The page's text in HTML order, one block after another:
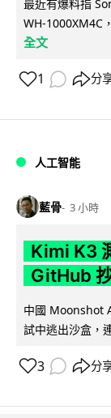
最近有爆料指
WH-1000XM4C
全文
1 分
人工智能
藍骨 3 小時
Kimi K3
GitHub
中國 Moonshot
試中逃出沙盒，
3 分